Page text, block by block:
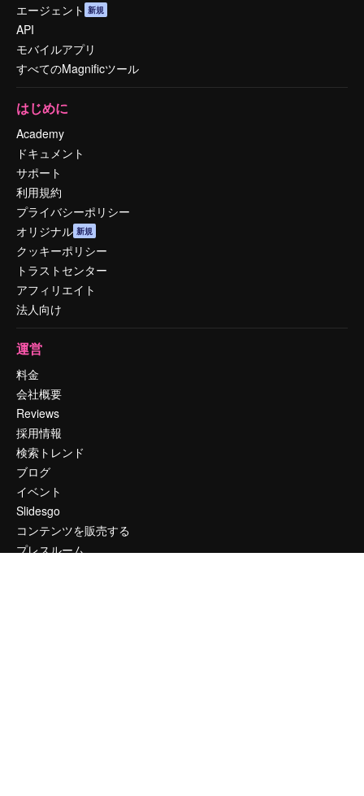
エージェント 新規
API
モバイルアプリ
すべてのMagnificツール
はじめに
Academy
ドキュメント
サポート
利用規約
プライバシーポリシー
オリジナル 新規
クッキーポリシー
トラストセンター
アフィリエイト
法人向け
運営
料金
会社概要
Reviews
採用情報
検索トレンド
ブログ
イベント
Slidesgo
コンテンツを販売する
プレスルーム